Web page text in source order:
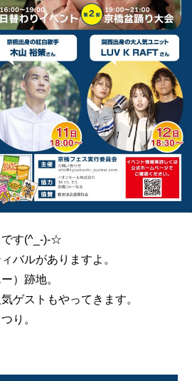
です(^_-)-☆
バルがありますよ。
）跡地。
ゲストもやってきます。
り。